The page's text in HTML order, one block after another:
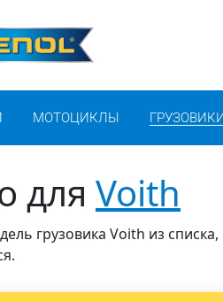
МОТОЦИКЛЫ
для Voith
грузовика Voith из